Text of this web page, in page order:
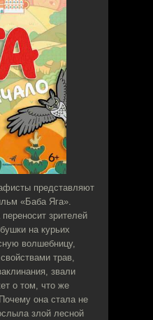
представляют
«Баба Яга».
зрителей
на курьих
волшебницу,
трав,
звали
о том, что же
она стала не
злой лесной